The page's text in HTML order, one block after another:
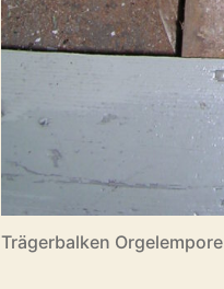
Trägerbalken Orgelempore